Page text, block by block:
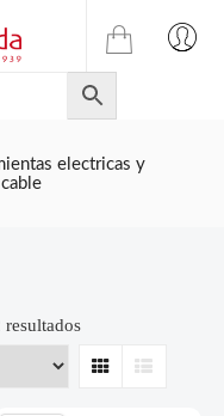
TIENDA
ONLINE
DE
JULIAN
CELDA
electricas y
cable
Grid List